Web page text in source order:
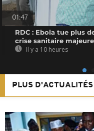
01:47
RDC : Ebola tue plus
crise sanitaire majeure
Il y a 10 heures
PLUS D'ACTUALITÉS